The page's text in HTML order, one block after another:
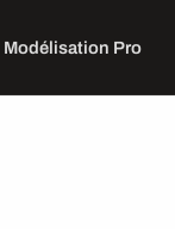
Modélisation Pro